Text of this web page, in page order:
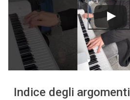
Indice degli argomenti